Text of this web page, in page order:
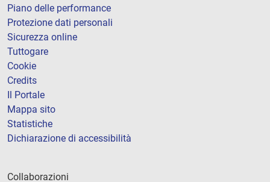
Piano delle performance
Protezione dati personali
Sicurezza online
Tuttogare
Cookie
Credits
Il Portale
Mappa sito
Statistiche
Dichiarazione di accessibilità
Collaborazioni